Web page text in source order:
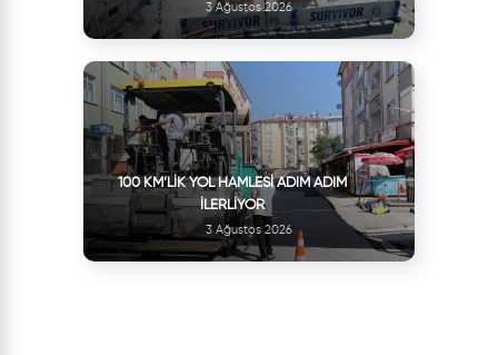
3 Ağustos 2026
100 KM’LIK YOL HAMLESI ADIM ADIM
İLERLIYOR
3 Ağustos 2026